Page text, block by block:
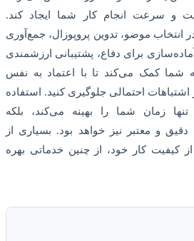
و سرعت انجام کار شما ایجاد کند.
انتخاب موضو، تدوین پروپوزال، جمع‌آوری
برای دفاع، پشتیبانی ارزشمندی
به شما کمک می‌کند تا با اعتماد به نفس
احتمالی جلوگیری کنید. استفاده
زمان شما را بهینه می‌کند، بلکه
و معتبر نیز خواهد بود. بسیاری از
کیفیت کار خود، از چنین خدماتی بهره